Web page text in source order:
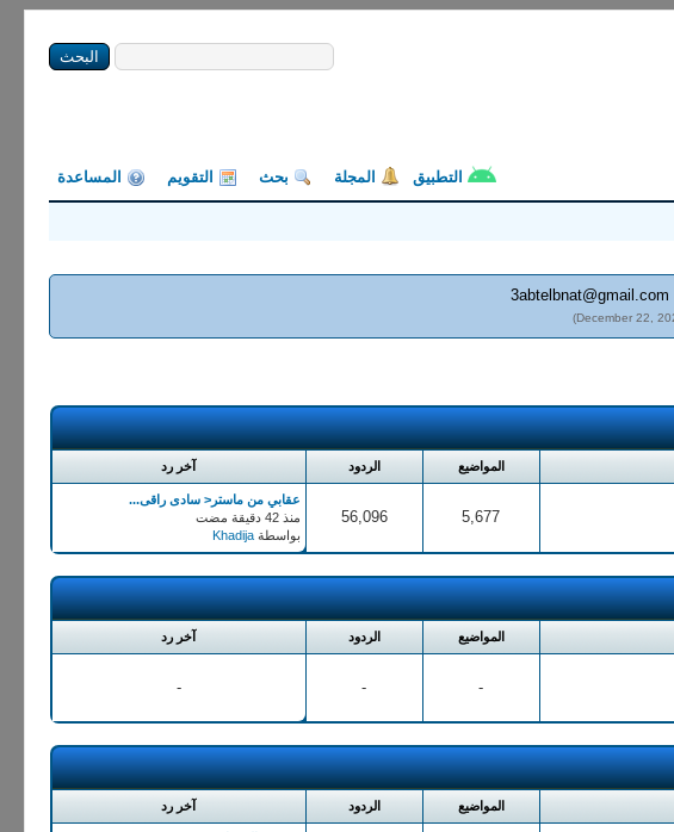
التطبيق المجلة بحث التقويم المساعدة
3abtelbnat@gmail.com
المواضيع الردود آخر رد
5,677
56,096
عقابي من ماستر< سادى راقى...
منذ 42 دقيقة مضت
بواسطةKhadija
المواضيع الردود آخر رد
-
-
-
المواضيع الردود آخر رد